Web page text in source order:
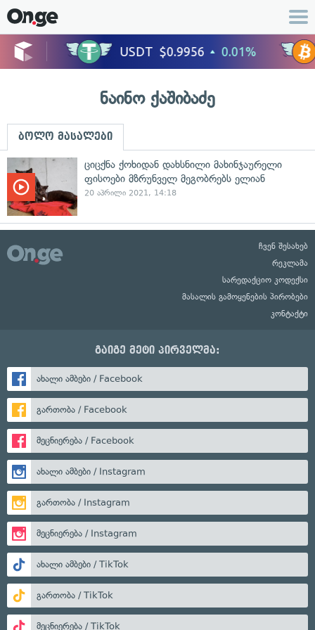
ნაინო ქაშიბაძე
ბოლო მასალები
ციცქნა ქოხიდან დახსნილი მახინჯაურელი
ფისოები მზრუნველ მეგობრებს ელიან
20 აპრილი 2021, 14:18
ჩვენ შესახებ
რეკლამა
სარედაქციო კოდექსი
მასალის გამოყენების პირობები
კონტაქტი
გაიგე მეტი პირველმა:
ახალი ამბები / Facebook
გართობა / Facebook
მეცნიერება / Facebook
ახალი ამბები / Instagram
გართობა / Instagram
მეცნიერება / Instagram
ახალი ამბები / TikTok
გართობა / TikTok
მეცნიერება / TikTok